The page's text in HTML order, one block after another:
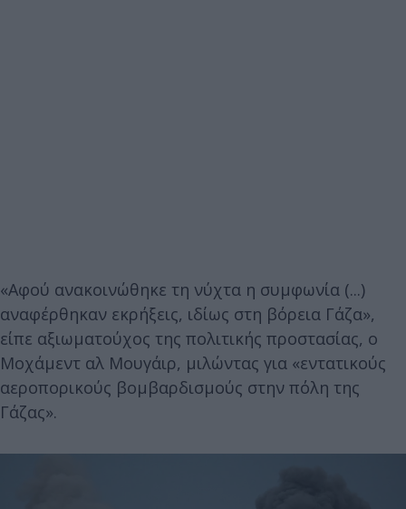
«Αφού ανακοινώθηκε τη νύχτα η συμφωνία (...)
αναφέρθηκαν εκρήξεις, ιδίως στη βόρεια Γάζα»,
είπε αξιωματούχος της πολιτικής προστασίας, ο
Μοχάμεντ αλ Μουγάιρ, μιλώντας για «εντατικούς
αεροπορικούς βομβαρδισμούς στην πόλη της
Γάζας».